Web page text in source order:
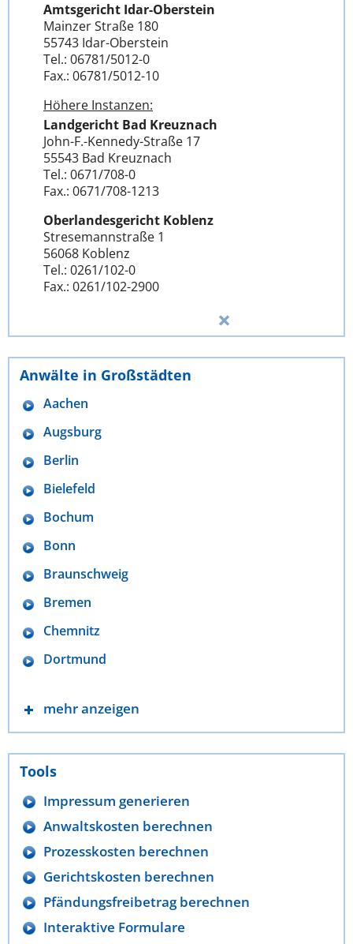
Amtsgericht Idar-Oberstein
Mainzer Straße 180
55743 Idar-Oberstein
Tel.: 06781/5012-0
Fax.: 06781/5012-10
Höhere Instanzen:
Landgericht Bad Kreuznach
John-F.-Kennedy-Straße 17
55543 Bad Kreuznach
Tel.: 0671/708-0
Fax.: 0671/708-1213
Oberlandesgericht Koblenz
Stresemannstraße 1
56068 Koblenz
Tel.: 0261/102-0
Fax.: 0261/102-2900
Anwälte in Großstädten
Aachen
Augsburg
Berlin
Bielefeld
Bochum
Bonn
Braunschweig
Bremen
Chemnitz
Dortmund
mehr anzeigen
Tools
Impressum generieren
Anwaltskosten berechnen
Prozesskosten berechnen
Gerichtskosten berechnen
Pfändungsfreibetrag berechnen
Interaktive Formulare